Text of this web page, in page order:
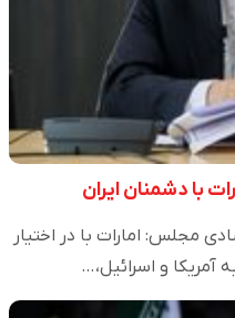
مجلس: امارات با در اختیار
و اسرائیل،…